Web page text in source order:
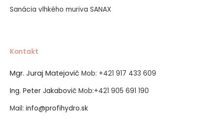
Sanácia vlhkého muriva SANAX
Kontakt
Mgr. Juraj Matejovič Mob: +421 917 433 609
Ing. Peter Jakabovič Mob:+421 905 691 190
Mail: info@profihydro.sk